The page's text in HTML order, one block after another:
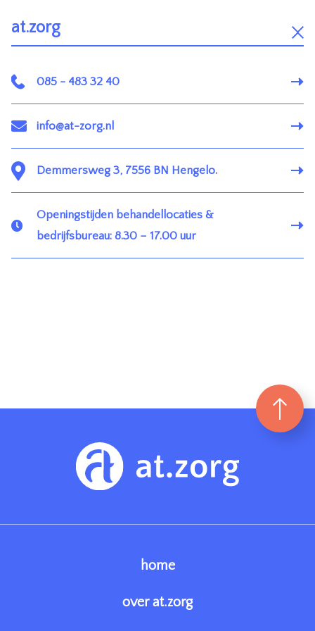
at.zorg
085 - 483 32 40
info@at-zorg.nl
Demmersweg 3, 7556 BN Hengelo.
Openingstijden behandellocaties &
bedrijfsbureau: 8.30 – 17.00 uur
home
over at.zorg